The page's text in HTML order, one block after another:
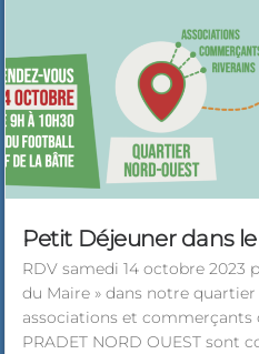
Petit Déjeuner dans
RDV samedi 14 octobre 2023
du Maire » dans notre quartier
associations et commerçants
PRADET NORD OUEST sont